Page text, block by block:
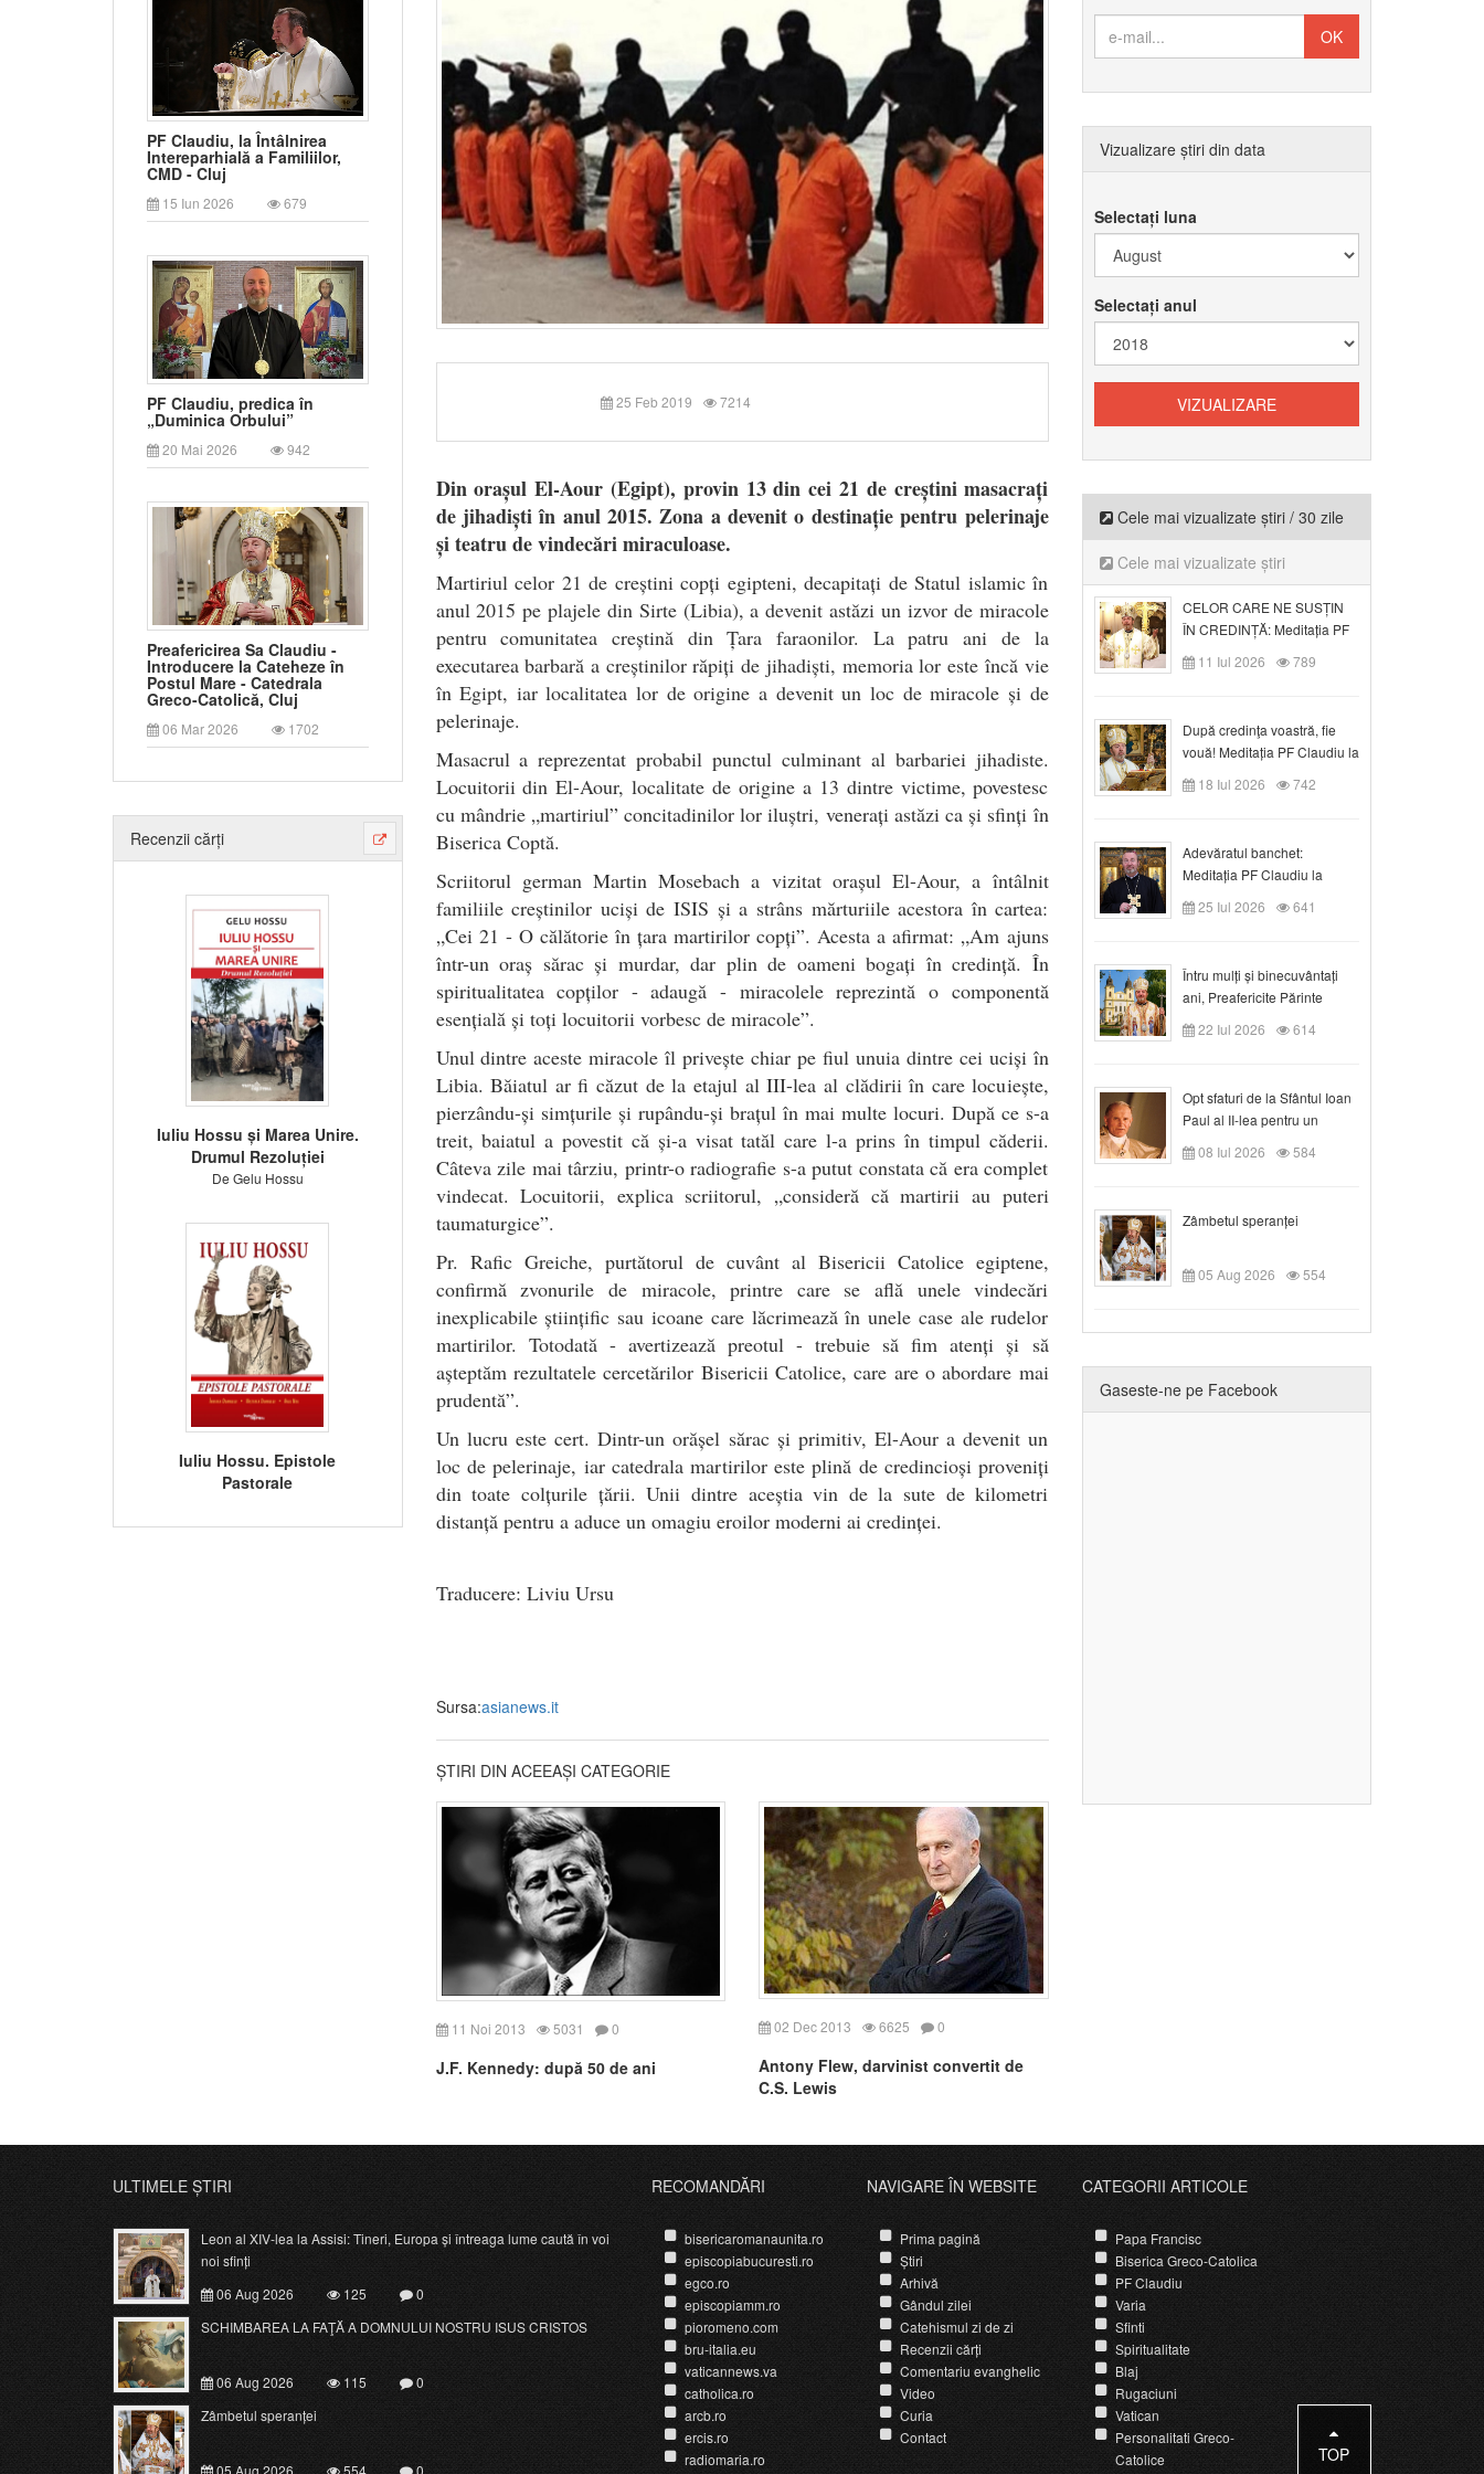
PF Claudiu, la Întâlnirea
Intereparhială a Familiilor,
CMD - Cluj
15 Iun 2026 679
PF Claudiu, predica în
„Duminica Orbului”
20 Mai 2026 942
Preafericirea Sa Claudiu -
Introducere la Cateheze în
Postul Mare - Catedrala
Greco-Catolică, Cluj
06 Mar 2026 1702
Recenzii cărți
Iuliu Hossu și Marea Unire.
Drumul Rezoluției
De Gelu Hossu
Iuliu Hossu. Epistole
Pastorale
25 Feb 2019 7214
Din orașul El-Aour (Egipt), provin 13 din cei 21 de creștini masacrați
de jihadiști în anul 2015. Zona a devenit o destinație pentru pelerinaje
și teatru de vindecări miraculoase.
Martiriul celor 21 de creștini copți egipteni, decapitați de Statul islamic în
anul 2015 pe plajele din Sirte (Libia), a devenit astăzi un izvor de miracole
pentru comunitatea creștină din Țara faraonilor. La patru ani de la
executarea barbară a creștinilor răpiți de jihadiști, memoria lor este încă vie
în Egipt, iar localitatea lor de origine a devenit un loc de miracole și de
pelerinaje.
Masacrul a reprezentat probabil punctul culminant al barbariei jihadiste.
Locuitorii din El-Aour, localitate de origine a 13 dintre victime, povestesc
cu mândrie „martiriul” concitadinilor lor iluștri, venerați astăzi ca și sfinți în
Biserica Coptă.
Scriitorul german Martin Mosebach a vizitat orașul El-Aour, a întâlnit
familiile creștinilor uciși de ISIS și a strâns mărturiile acestora în cartea:
„Cei 21 - O călătorie în țara martirilor copți”. Acesta a afirmat: „Am ajuns
într-un oraș sărac și murdar, dar plin de oameni bogați în credință. În
spiritualitatea copților - adaugă - miracolele reprezintă o componentă
esențială și toți locuitorii vorbesc de miracole”.
Unul dintre aceste miracole îl privește chiar pe fiul unuia dintre cei uciși în
Libia. Băiatul ar fi căzut de la etajul al III-lea al clădirii în care locuiește,
pierzându-și simțurile și rupându-și brațul în mai multe locuri. După ce s-a
treit, baiatul a povestit că și-a visat tatăl care l-a prins în timpul căderii.
Câteva zile mai târziu, printr-o radiografie s-a putut constata că era complet
vindecat. Locuitorii, explica scriitorul, „consideră că martirii au puteri
taumaturgice”.
Pr. Rafic Greiche, purtătorul de cuvânt al Bisericii Catolice egiptene,
confirmă zvonurile de miracole, printre care se află unele vindecări
inexplicabile științific sau icoane care lăcrimează în unele case ale rudelor
martirilor. Totodată - avertizează preotul - trebuie să fim atenți și să
așteptăm rezultatele cercetărilor Bisericii Catolice, care are o abordare mai
prudentă”.
Un lucru este cert. Dintr-un orășel sărac și primitiv, El-Aour a devenit un
loc de pelerinaje, iar catedrala martirilor este plină de credincioși proveniți
din toate colțurile țării. Unii dintre aceștia vin de la sute de kilometri
distanță pentru a aduce un omagiu eroilor moderni ai credinței.
Traducere: Liviu Ursu
Sursa:asianews.it
ȘTIRI DIN ACEEAȘI CATEGORIE
11 Noi 2013 5031 0
J.F. Kennedy: după 50 de ani
02 Dec 2013 6625 0
Antony Flew, darvinist convertit de
C.S. Lewis
Vizualizare știri din data
Selectați luna
Selectați anul
Cele mai vizualizate știri / 30 zile
Cele mai vizualizate știri
CELOR CARE NE SUSȚIN
ÎN CREDINȚĂ: Meditația PF
Claudiu la Duminica a VI-a
după Rusalii
11 Iul 2026 789
După credinţa voastră, fie
vouă! Meditația PF Claudiu la
duminica a VII-a după Rusalii
18 Iul 2026 742
Adevăratul banchet:
Meditația PF Claudiu la
Duminica a VIII-a după
Rusalii
25 Iul 2026 641
Întru mulți și binecuvântați
ani, Preafericite Părinte
Claudiu!
22 Iul 2026 614
Opt sfaturi de la Sfântul Ioan
Paul al II-lea pentru un
creștin
08 Iul 2026 584
Zâmbetul speranței
05 Aug 2026 554
Gaseste-ne pe Facebook
ULTIMELE ȘTIRI
Leon al XIV-lea la Assisi: Tineri, Europa și întreaga lume caută în voi
noi sfinți
06 Aug 2026
125
0
SCHIMBAREA LA FAŢĂ A DOMNULUI NOSTRU ISUS CRISTOS
06 Aug 2026 115
0
Zâmbetul speranței
05 Aug 2026 554 0
RECOMANDĂRI
bisericaromanaunita.ro
episcopiabucuresti.ro
egco.ro
episcopiamm.ro
pioromeno.com
bru-italia.eu
vaticannews.va
catholica.ro
arcb.ro
ercis.ro
radiomaria.ro
NAVIGARE ÎN WEBSITE
Prima pagină
Știri
Arhivă
Gândul zilei
Catehismul zi de zi
Recenzii cărți
Comentariu evanghelic
Video
Curia
Contact
CATEGORII ARTICOLE
Papa Francisc
Biserica Greco-Catolica
PF Claudiu
Varia
Sfinti
Spiritualitate
Blaj
Rugaciuni
Vatican
Personalitati Greco-
Catolice
TOP